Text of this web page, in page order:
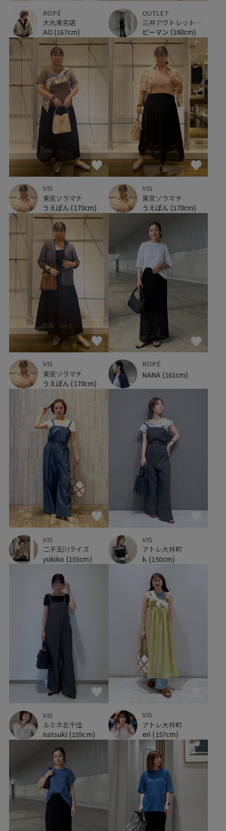
ROPÉ
大丸東京店
AO (167cm)
OUTLET
三井アウトレットパーク マリンピア神戸
ピーマン (160cm)
VIS
東京ソラマチ
うえぽん (170cm)
VIS
東京ソラマチ
うえぽん (170cm)
VIS
東京ソラマチ
うえぽん (170cm)
ROPÉ
NANA (161cm)
VIS
二子玉川ライズ
yukiko (155cm)
VIS
アトレ大井町
k. (150cm)
VIS
ルミネ北千住
natsuki (159cm)
VIS
アトレ大井町
eri (157cm)